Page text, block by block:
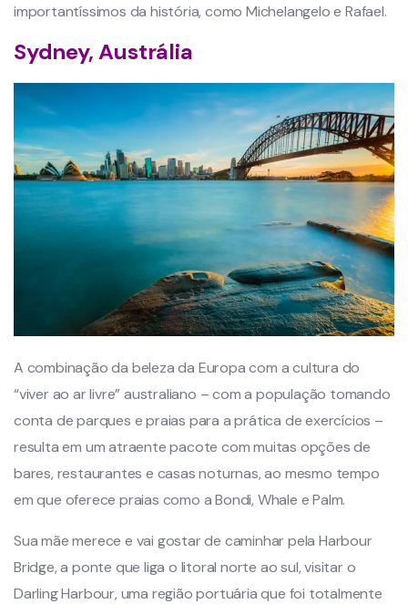
importantíssimos da história, como Michelangelo e Rafael.
Sydney, Austrália
A combinação da beleza da Europa com a cultura do
“viver ao ar livre” australiano – com a população tomando
conta de parques e praias para a prática de exercícios –
resulta em um atraente pacote com muitas opções de
bares, restaurantes e casas noturnas, ao mesmo tempo
em que oferece praias como a Bondi, Whale e Palm.
Sua mãe merece e vai gostar de caminhar pela Harbour
Bridge, a ponte que liga o litoral norte ao sul, visitar o
Darling Harbour, uma região portuária que foi totalmente